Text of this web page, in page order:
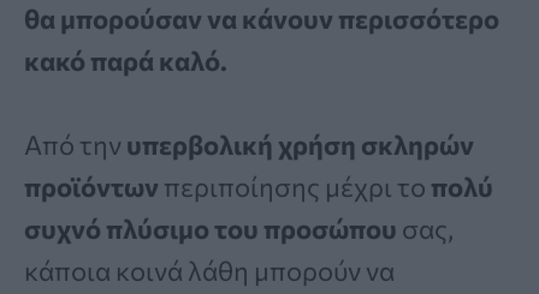
θα μπορούσαν να κάνουν περισσότερο
κακό παρά καλό.
Από την υπερβολική χρήση σκληρών
προϊόντων περιποίησης μέχρι το πολύ
συχνό πλύσιμο του προσώπου σας,
κάποια κοινά λάθη μπορούν να